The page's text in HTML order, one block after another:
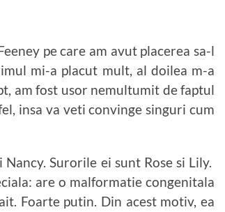
pe care am avut placerea sa-l
mi-a placut mult, al doilea m-a
am fost usor nemultumit de faptul
insa va veti convinge singuri cum
Surorile ei sunt Rose si Lily.
are o malformatie congenitala
Foarte putin. Din acest motiv, ea